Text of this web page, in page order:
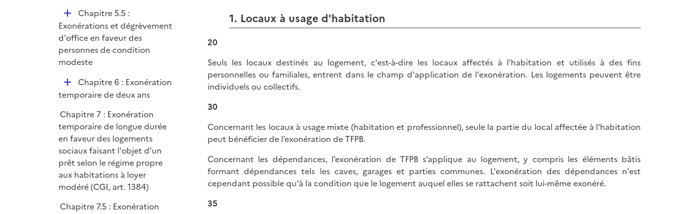
i
e
r
D
é
p
l
i
Chapitre 5.5 :
Exonérations et dégrèvement
d'office en faveur des
personnes de condition
modeste
D
é
l
i
e
r
Chapitre 6 : Exonération
temporaire de deux ans
Chapitre 7 : Exonération
temporaire de longue durée
en faveur des logements
sociaux faisant l'objet d'un
prêt selon le régime propre
aux habitations à loyer
modéré (CGI, art. 1384)
Chapitre 7.5 : Exonération
1. Locaux à usage d'habitation
20
Seuls les locaux destinés au logement, c'est-à-dire les locaux affectés à l'habitation et utilisés à des fins
personnelles ou familiales, entrent dans le champ d'application de l'exonération. Les logements peuvent être
individuels ou collectifs.
30
Concernant les locaux à usage mixte (habitation et professionnel), seule la partie du local affectée à l’habitation
peut bénéficier de l’exonération de TFPB.
Concernant les dépendances, l’exonération de TFPB s’applique au logement, y compris les éléments bâtis
formant dépendances tels les caves, garages et parties communes. L'exonération des dépendances n'est
cependant possible qu'à la condition que le logement auquel elles se rattachent soit lui-même exonéré.
35